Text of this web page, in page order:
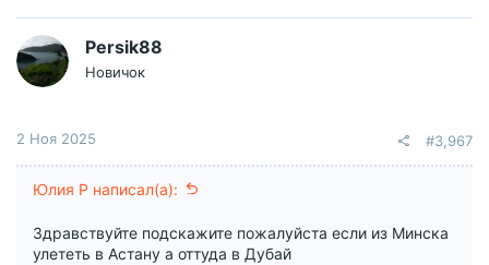
Persik88
Новичок
2 Ноя 2025 #3,967
Юлия Р написал(а):
Здравствуйте подскажите пожалуйста если из Минска
улететь в Астану а оттуда в Дубай